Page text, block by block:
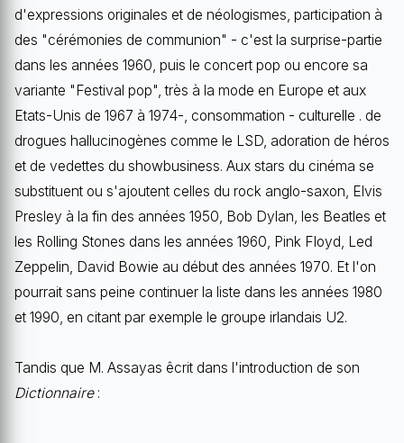
d'expressions originales et de néologismes, participation à
des "cérémonies de communion" - c'est la surprise-partie
dans les années 1960, puis le concert pop ou encore sa
variante "Festival pop", très à la mode en Europe et aux
Etats-Unis de 1967 à 1974-, consommation - culturelle . de
drogues hallucinogènes comme le LSD, adoration de héros
et de vedettes du showbusiness. Aux stars du cinéma se
substituent ou s'ajoutent celles du rock anglo-saxon, Elvis
Presley à la fin des années 1950, Bob Dylan, les Beatles et
les Rolling Stones dans les années 1960, Pink Floyd, Led
Zeppelin, David Bowie au début des années 1970. Et l'on
pourrait sans peine continuer la liste dans les années 1980
et 1990, en citant par exemple le groupe irlandais U2.
Tandis que M. Assayas êcrit dans l'introduction de son
Dictionnaire: